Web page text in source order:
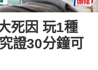
死因 玩1種
證30分鐘可